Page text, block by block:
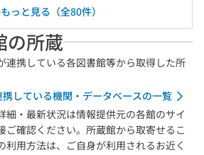
もっと見る（全80件）
の所蔵
連携している各図書館等から取得した所
携している機関・データベースの一覧
細・最新状況は情報提供元の各館のサイ
ご確認ください。所蔵館から取寄せるこ
利用方法は、ご自身が利用されるお近く